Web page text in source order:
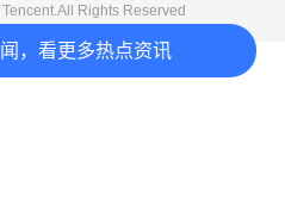
，看更多热点资讯
Tencent.All Rights Reserved